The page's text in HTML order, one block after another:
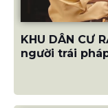
KHU DÂN CƯ
người trái